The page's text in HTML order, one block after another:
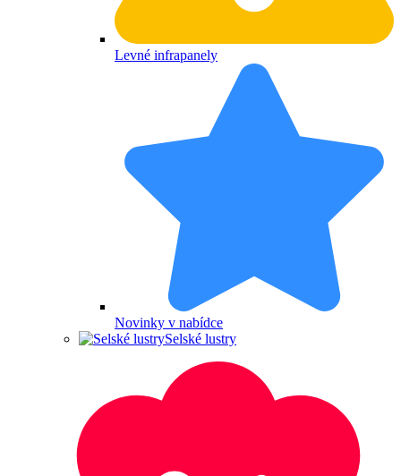
Levné infrapanely
Novinky v nabídce
Selské lustry